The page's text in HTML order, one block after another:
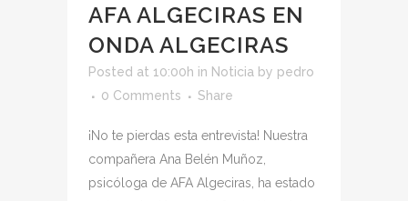
AFA ALGECIRAS EN
ONDA ALGECIRAS
Posted at 10:00h in Noticia by pedro
0 Comments
Share
¡No te pierdas esta entrevista! Nuestra
compañera Ana Belén Muñoz,
psicóloga de AFA Algeciras, ha estado